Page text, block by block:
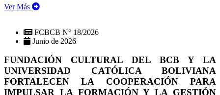
Ver Más
FCBCB N° 18/2026
Junio de 2026
FUNDACIÓN CULTURAL DEL BCB Y LA
UNIVERSIDAD CATÓLICA BOLIVIANA
FORTALECEN LA COOPERACIÓN PARA
IMPULSAR LA FORMACIÓN Y LA GESTIÓN